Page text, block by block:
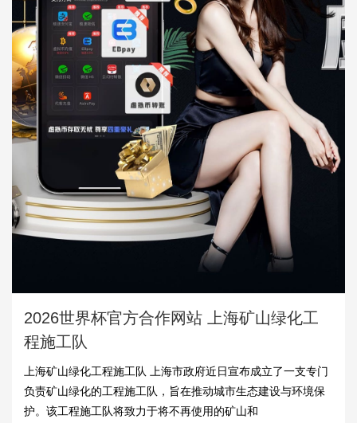
2026世界杯官方合作网站 上海矿山绿化工
程施工队
上海矿山绿化工程施工队 上海市政府近日宣布成立了一支专门
负责矿山绿化的工程施工队，旨在推动城市生态建设与环境保
护。该工程施工队将致力于将不再使用的矿山和